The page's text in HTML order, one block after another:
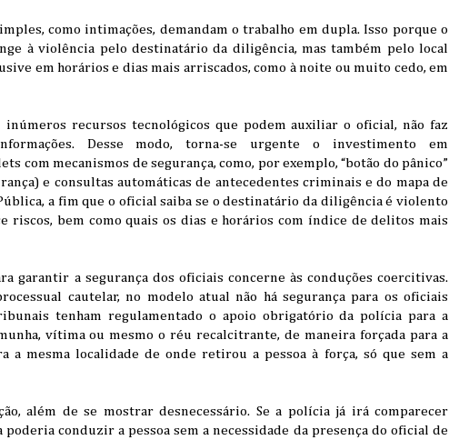
como intimações, demandam o trabalho em dupla. Isso porque o
à violência pelo destinatário da diligência, mas também pelo local
em horários e dias mais arriscados, como à noite ou muito cedo, em
recursos tecnológicos que podem auxiliar o oficial, não faz
Desse modo, torna-se urgente o investimento em
com mecanismos de segurança, como, por exemplo, “botão do pânico”
e consultas automáticas de antecedentes criminais e do mapa de
a fim que o oficial saiba se o destinatário da diligência é violento
riscos, bem como quais os dias e horários com índice de delitos mais
garantir a segurança dos oficiais concerne às conduções coercitivas.
cautelar, no modelo atual não há segurança para os oficiais
tenham regulamentado o apoio obrigatório da polícia para a
vítima ou mesmo o réu recalcitrante, de maneira forçada para a
a mesma localidade de onde retirou a pessoa à força, só que sem a
além de se mostrar desnecessário. Se a polícia já irá comparecer
conduzir a pessoa sem a necessidade da presença do oficial de